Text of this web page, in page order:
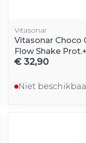
Vitasonar
Vitasonar Choco
Flow Shake
€ 32,90
Niet